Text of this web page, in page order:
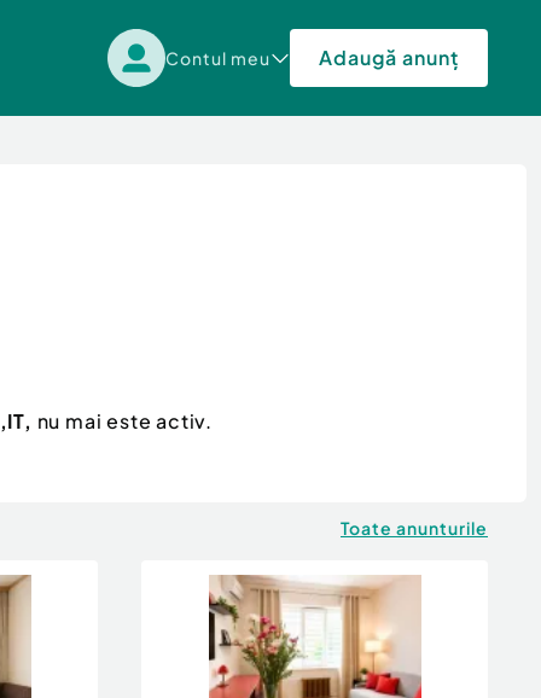
Contul meu Adaugă anunț
nu mai este activ.
Toate anunturile